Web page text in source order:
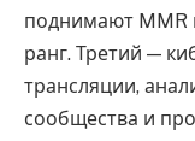
поднимают MMR
ранг. Третий —
трансляции,
сообщества и